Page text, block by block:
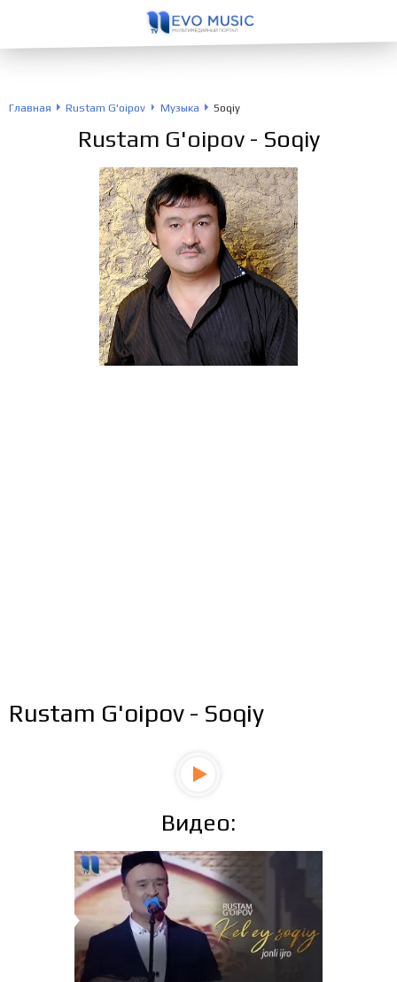
Главная Rustam G'oipov Музыка Soqiy
Rustam G'oipov- Soqiy
Rustam G'oipov - Soqiy
Видео: